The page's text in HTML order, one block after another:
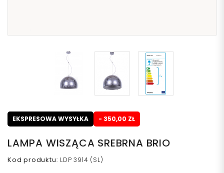
EKSPRESOWA WYSYŁKA - 350,00 ZŁ
LAMPA WISZĄCA SREBRNA BRIO
Kod produktu: LDP 3914 (SL)